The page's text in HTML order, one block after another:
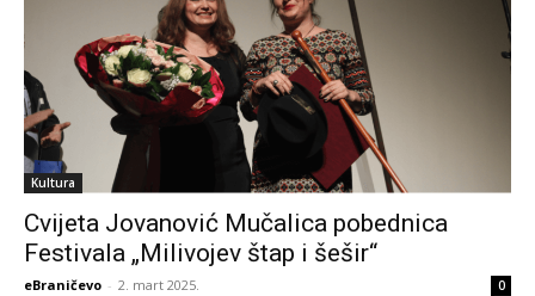
Kultura
Cvijeta Jovanović Mučalica pobednica
Festivala „Milivojev štap i šešir“
eBraničevo - 2. mart 2025. 0